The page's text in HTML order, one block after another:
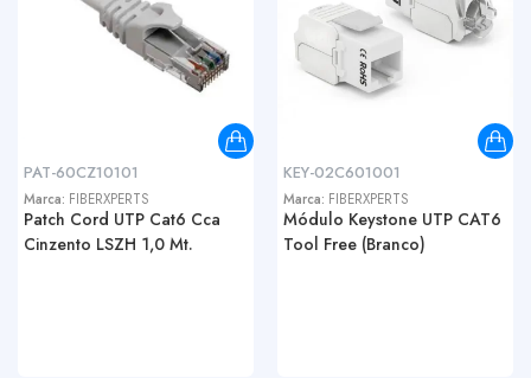
PAT-60CZ10101
Marca: FIBERXPERTS
Patch Cord UTP Cat6 Cca
Cinzento LSZH 1,0 Mt.
KEY-02C601001
Marca: FIBERXPERTS
Módulo Keystone UTP CAT6
Tool Free (Branco)